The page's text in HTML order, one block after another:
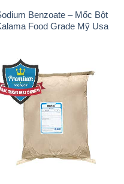
Polymer Diafloc AP 120C
Mitsubishi Nhật Bản Japan